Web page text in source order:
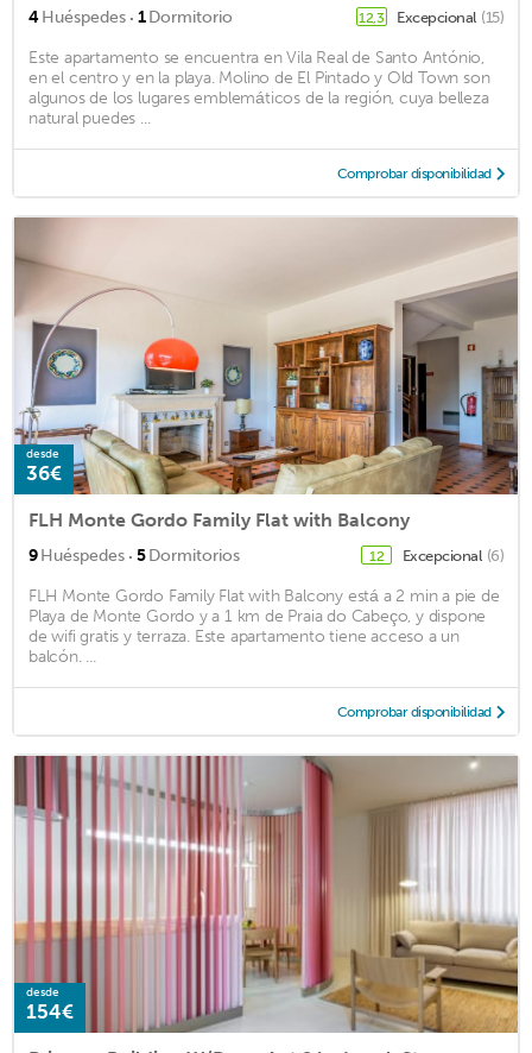
4Huéspedes · 1Dormitorio 12,3 Excepcional (15)
Este apartamento se encuentra en Vila Real de Santo António,
en el centro y en la playa. Molino de El Pintado y Old Town son
algunos de los lugares emblemáticos de la región, cuya belleza
natural puedes ...
Comprobar disponibilidad
desde
36€
FLH Monte Gordo Family Flat with Balcony
9Huéspedes · 5Dormitorios 12 Excepcional (6)
FLH Monte Gordo Family Flat with Balcony está a 2 min a pie de
Playa de Monte Gordo y a 1 km de Praia do Cabeço, y dispone
de wifi gratis y terraza. Este apartamento tiene acceso a un
balcón. ...
Comprobar disponibilidad
desde
154€